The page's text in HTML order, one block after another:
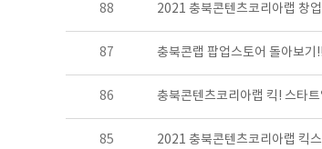
88 2021 충북콘텐츠코리아랩 창
87 충북콘랩 팝업스토어 돌아보기!!
86 충북콘텐츠코리아랩 킥! 스타
85 2021 충북콘텐츠코리아랩 킥